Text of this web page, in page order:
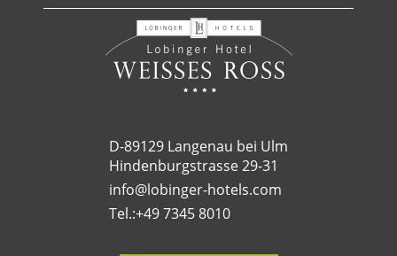
D-89129 Langenau bei Ulm
Hindenburgstrasse 29-31
info@lobinger-hotels.com
Tel.:+49 7345 8010